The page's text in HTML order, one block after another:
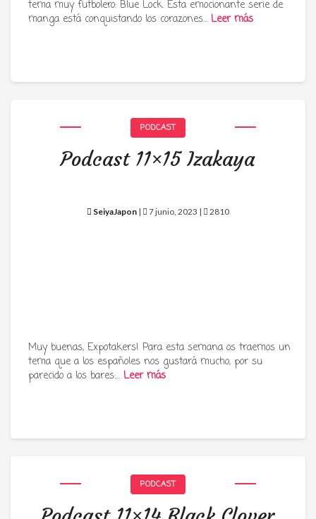
tema muy futbolero: Blue Lock. Esta emocionante serie de
manga está conquistando los corazones… Leer más
PODCAST
Podcast 11×15 Izakaya
SeiyaJapon | 7 junio, 2023 | 2810
Muy buenas, Expotakers! Para esta semana os traemos un
tema que a los españoles nos gustará mucho, por su
parecido a los bares:… Leer más
PODCAST